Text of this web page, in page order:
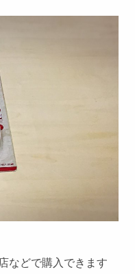
などで購入できます